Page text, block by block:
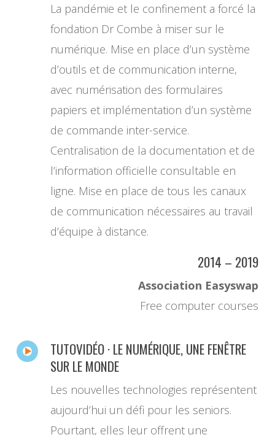
La pandémie et le confinement a forcé la
fondation Dr Combe à miser sur le
numérique. Mise en place d’un système
d’outils et de communication interne,
avec numérisation des formulaires
papiers et implémentation d’un système
de commande inter-service.
Centralisation de la documentation et de
l’information officielle consultable en
ligne. Mise en place de tous les canaux
de communication nécessaires au travail
d’équipe à distance.
2014 – 2019
Association Easyswap
Free computer courses
TUTOVIDÉO · LE NUMÉRIQUE, UNE FENÊTRE
SUR LE MONDE
Les nouvelles technologies représentent
aujourd’hui un défi pour les seniors.
Pourtant, elles leur offrent une